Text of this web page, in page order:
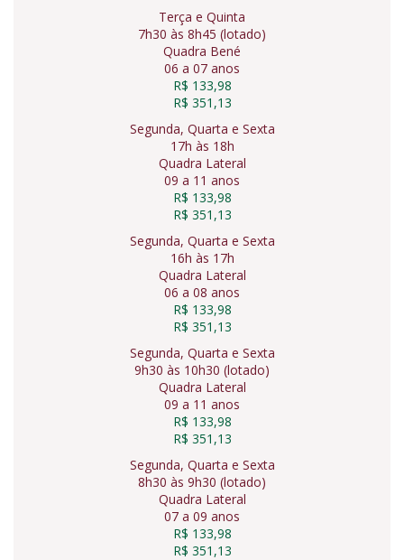
Terça e Quinta
7h30 às 8h45 (lotado)
Quadra Bené
06 a 07 anos
R$ 133,98
R$ 351,13
Segunda, Quarta e Sexta
17h às 18h
Quadra Lateral
09 a 11 anos
R$ 133,98
R$ 351,13
Segunda, Quarta e Sexta
16h às 17h
Quadra Lateral
06 a 08 anos
R$ 133,98
R$ 351,13
Segunda, Quarta e Sexta
9h30 às 10h30 (lotado)
Quadra Lateral
09 a 11 anos
R$ 133,98
R$ 351,13
Segunda, Quarta e Sexta
8h30 às 9h30 (lotado)
Quadra Lateral
07 a 09 anos
R$ 133,98
R$ 351,13